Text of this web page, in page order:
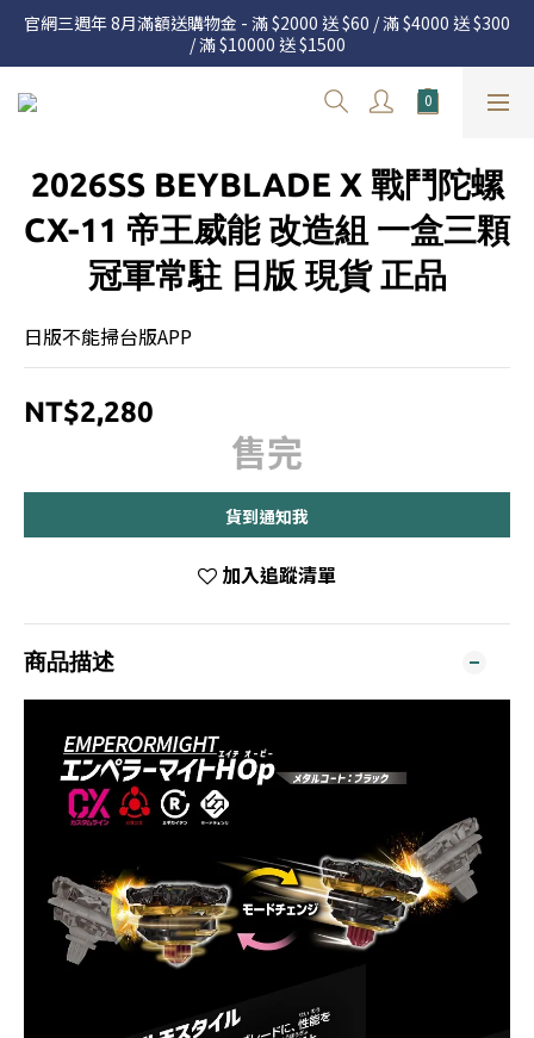
官網三週年 8月滿額送購物金 - 滿 $2000 送 $60 / 滿 $4000 送 $300
/ 滿 $10000 送 $1500
官網三週年 8月滿額送購物金 - 滿 $2000 送 $60 / 滿 $4000 送 $300
/ 滿 $10000 送 $1500
7.22 – 8.13 日本連線中，絕對讓你買到爆
度請詳閱公告
官網三週年 8月滿額送購物金 - 滿 $2000 送 $60 / 滿 $4000 送 $300
/ 滿 $10000 送 $1500
2026SS BEYBLADE X 戰鬥陀螺
CX-11 帝王威能 改造組 一盒三顆
冠軍常駐 日版 現貨 正品
日版不能掃台版APP
NT$2,280
售完
貨到通知我
加入追蹤清單
商品描述